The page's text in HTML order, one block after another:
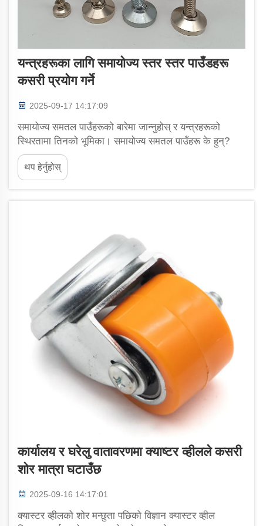
यन्त्रहरूका लागि समायोज्य स्तर स्तर पाउँडहरू
कसरी प्रयोग गर्ने
2025-09-17 14:17:09
समायोज्य समतल पाउँहरूको बारेमा जान्नुहोस् र यन्त्रहरूको
स्थिरतामा तिनको भूमिका। समायोज्य समतल पाउँहरू के हुन्?
समायोज्य समतल पाउँहरू औद्योगिक घटकहरू हुन् जसलाई फर्शको
अनियमिततालाई कम्पन्सेट गरेर यन्त्रहरूलाई स्थिर बनाउन
डिजाइन गरिएको हुन्छ। मुख्य विशेषता...
थप हेर्नुहोस्
कार्यालय र घरेलु वातावरणमा क्याष्टर व्हीलले कसरी
शोर मात्रा घटाउँछ
2025-09-16 14:17:01
क्यास्टर व्हीलको शोर मन्छुता पछिको विज्ञान क्यास्टर व्हील